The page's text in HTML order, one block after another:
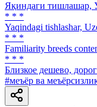
Яқиндаги тишлашар,
* * *
Yaqindagi tishlashar,
* * *
Familiarity breeds
* * *
Близкое дешево,
#меъёр ва